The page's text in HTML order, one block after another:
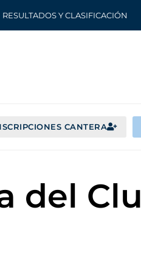
RESULTADOS Y CLASIFICACIÓN
CANTERA
del